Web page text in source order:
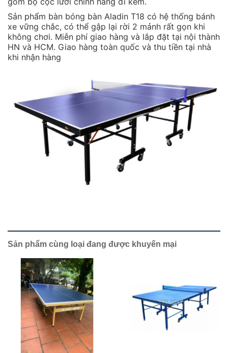
Sản phẩm bàn bóng bàn Aladin T18 có hệ thống bánh
xe vững chắc, có thể gập lại rời 2 mảnh rất gọn khi
không chơi. Miễn phí giao hàng và lắp đặt tại nội thành
HN và HCM. Giao hàng toàn quốc và thu tiền tại nhà
khi nhận hàng
Sản phẩm cùng loại đang được khuyến mại